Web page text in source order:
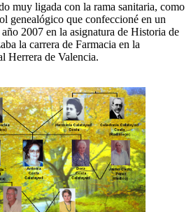
muy ligada con la rama sanitaria, como
genealógico que confeccioné en un
2007 en la asignatura de Historia de
la carrera de Farmacia en la
Herrera de Valencia.